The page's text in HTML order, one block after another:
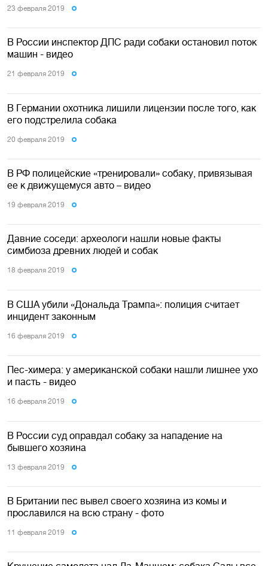
23 февраля 2019
В России инспектор ДПС ради собаки остановил поток
машин - видео
21 февраля 2019
В Германии охотника лишили лицензии после того, как
его подстрелила собака
20 февраля 2019
В РФ полицейские «тренировали» собаку, привязывая
ее к движущемуся авто – видео
19 февраля 2019
Давние соседи: археологи нашли новые факты
симбиоза древних людей и собак
18 февраля 2019
В США убили «Дональда Трампа»: полиция считает
инцидент законным
16 февраля 2019
Пес-химера: у американской собаки нашли лишнее ухо
и пасть - видео
16 февраля 2019
В России суд оправдал собаку за нападение на
бывшего хозяина
13 февраля 2019
В Британии пес вывел своего хозяина из комы и
прославился на всю страну - фото
11 февраля 2019